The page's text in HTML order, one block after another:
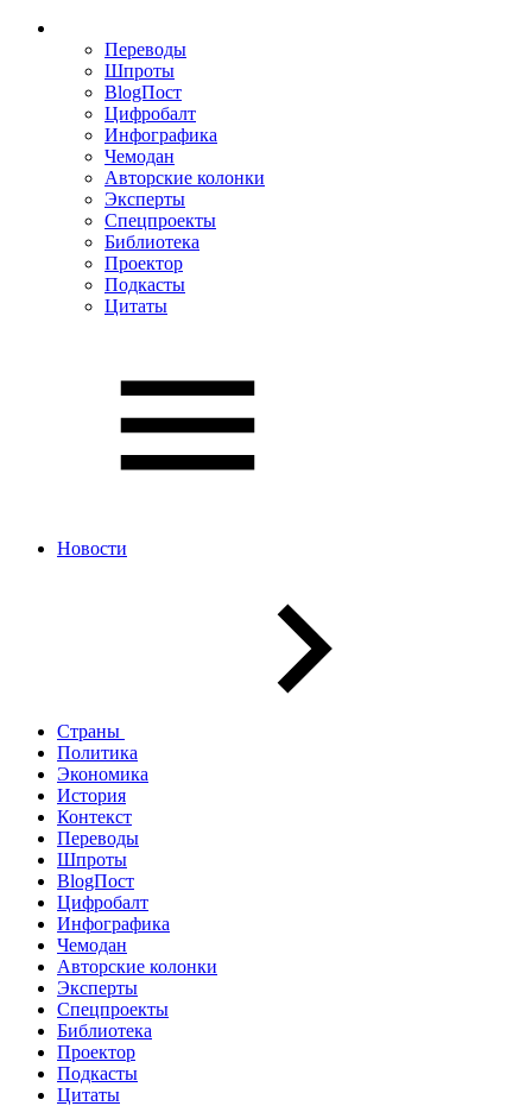
Переводы
Шпроты
BlogПост
Цифробалт
Инфографика
Чемодан
Авторские колонки
Эксперты
Спецпроекты
Библиотека
Проектор
Подкасты
Цитаты
Новости
Страны
Политика
Экономика
История
Контекст
Переводы
Шпроты
BlogПост
Цифробалт
Инфографика
Чемодан
Авторские колонки
Эксперты
Спецпроекты
Библиотека
Проектор
Подкасты
Цитаты